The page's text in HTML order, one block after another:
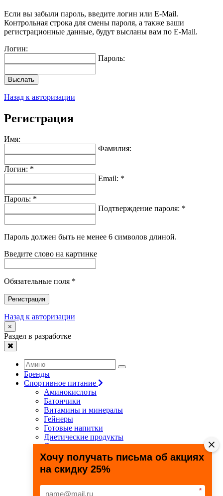
Если вы забыли пароль, введите логин или E-Mail.
Контрольная строка для смены пароля, а также ваши
регистрационные данные, будут высланы вам по E-Mail.
Логин:
Пароль:
Выслать
Назад к авторизации
Регистрация
Имя:
Фамилия:
Логин: *
Email: *
Пароль: *
Подтверждение пароля: *
Пароль должен быть не менее 6 символов длиной.
Введите слово на картинке
Обязательные поля *
Регистрация
Назад к авторизации
×
Раздел в разработке
Бренды
Спортивное питание
Аминокислоты
Батончики
Витамины и минералы
Гейнеры
Готовые напитки
Диетические продукты
Для связок и суставов
Жиросжигатели
Здоровье и долголетие
Креатин
Специальные препараты
Хочу получать письма об акциях
на скидку 25%
*